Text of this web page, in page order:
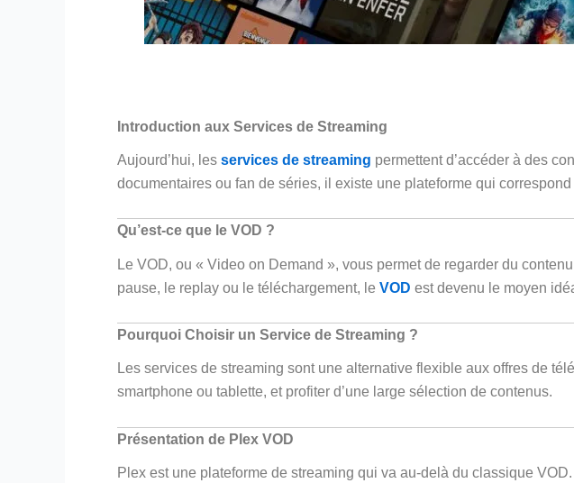
Introduction aux Services de Streaming
Aujourd’hui, les services de streaming permettent d’accéder à des
documentaires ou fan de séries, il existe une plateforme qui
Qu’est-ce que le VOD ?
Le VOD, ou « Video on Demand », vous permet de regarder du
pause, le replay ou le téléchargement, le VOD est devenu le moyen
Pourquoi Choisir un Service de Streaming ?
Les services de streaming sont une alternative flexible aux offres de
smartphone ou tablette, et profiter d’une large sélection de contenus.
Présentation de Plex VOD
Plex est une plateforme de streaming qui va au-delà du classique